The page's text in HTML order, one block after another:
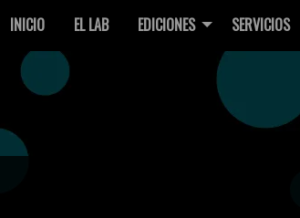
INICIO EL LAB EDICIONES SERVICIOS